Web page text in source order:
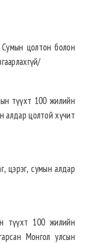
цолтон болон
түүхт 100 жилийн
алдар цолтой хүчит
цэрэг, сумын алдар
түүхт 100 жилийн
Монгол улсын